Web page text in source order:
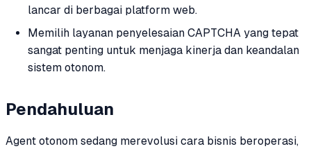
lancar di berbagai platform web.
Memilih layanan penyelesaian CAPTCHA yang tepat
sangat penting untuk menjaga kinerja dan keandalan
sistem otonom.
Pendahuluan
Agent otonom sedang merevolusi cara bisnis beroperasi,